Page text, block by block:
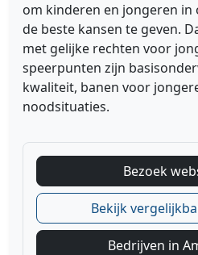
om kinderen en jongeren
de beste kansen te geven.
met gelijke rechten voor
speerpunten zijn
kwaliteit, banen voor
noodsituaties.
Bezoek
Bekijk
Bedrijven in